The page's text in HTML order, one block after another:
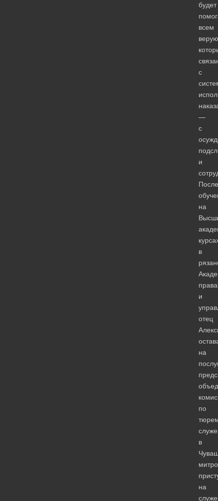
будет
всем
с
―
с
и
После
на
в
права
и
отец
на
по
в
на